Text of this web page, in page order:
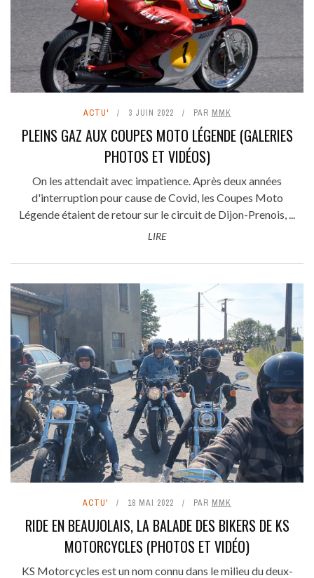
ACTU' 3 JUIN 2022 PAR MMK
PLEINS GAZ AUX COUPES MOTO LÉGENDE (GALERIES
PHOTOS ET VIDÉOS)
On les attendait avec impatience. Après deux années
d'interruption pour cause de Covid, les Coupes Moto
Légende étaient de retour sur le circuit de Dijon-Prenois, ...
LIRE
ACTU' 18 MAI 2022 PAR MMK
RIDE EN BEAUJOLAIS, LA BALADE DES BIKERS DE KS
MOTORCYCLES (PHOTOS ET VIDÉO)
KS Motorcycles est un nom connu dans le milieu du deux-